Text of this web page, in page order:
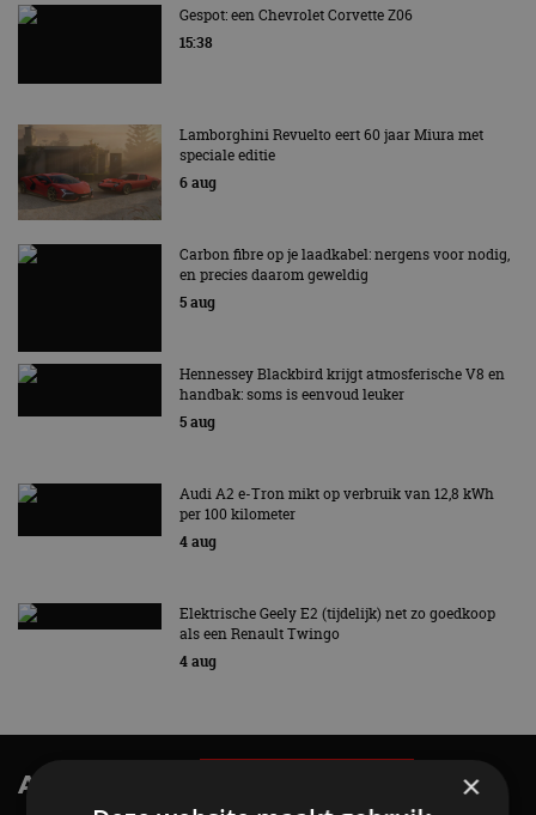
Gespot: een Chevrolet Corvette Z06
15:38
Lamborghini Revuelto eert 60 jaar Miura met
speciale editie
6 aug
Carbon fibre op je laadkabel: nergens voor nodig,
en precies daarom geweldig
5 aug
Hennessey Blackbird krijgt atmosferische V8 en
handbak: soms is eenvoud leuker
5 aug
Audi A2 e-Tron mikt op verbruik van 12,8 kWh
per 100 kilometer
4 aug
Elektrische Geely E2 (tijdelijk) net zo goedkoop
als een Renault Twingo
4 aug
AutoRAI.nl TV ×